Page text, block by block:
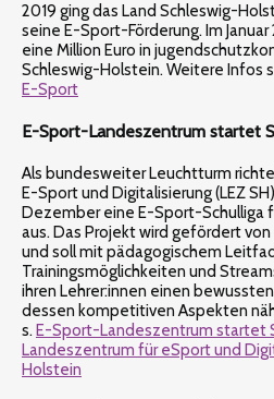
2019 ging das Land Schleswig-
seine E-Sport-Förderung. Im
eine Million Euro in
Schleswig-Holstein. Weitere Infos
E-Sport
E-Sport-Landeszentrum startet
Als bundesweiter Leuchtturm
E-Sport und Digitalisierung (LEZ
Dezember eine E-Sport-Schulliga
aus. Das Projekt wird gefördert
und soll mit pädagogischem
Trainingsmöglichkeiten und
ihren Lehrer:innen einen
dessen kompetitiven Aspekten
s. E-Sport-Landeszentrum startet
Landeszentrum für eSport und
Holstein